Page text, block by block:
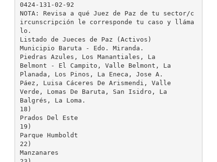
0424-131-02-92
NOTA: Revisa a qué Juez de Paz de tu sector/c
ircunscripción le corresponde tu caso y lláma
lo.
Listado de Jueces de Paz (Activos)
Municipio Baruta - Edo. Miranda.
Piedras Azules, Los Manantiales, La
Belmont - El Campito, Valle Belmont, La
Planada, Los Pinos, La Eneca, Jose A.
Páez, Luisa Cáceres De Arismendi, Valle
Verde, Lomas De Baruta, San Isidro, La
Balgrés, La Loma.
18)
Prados Del Este
19)
Parque Humboldt
22)
Manzanares